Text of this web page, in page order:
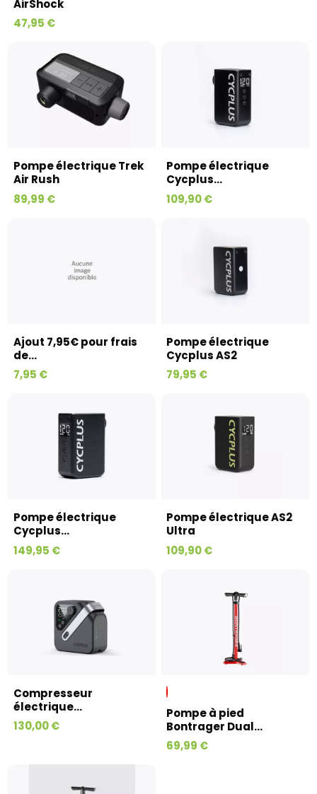
AirShock
47,95 €
Pompe électrique Trek
Air Rush
89,99 €
Pompe électrique
Cycplus...
109,90 €
Ajout 7,95€ pour frais
de...
7,95 €
Pompe électrique
Cycplus AS2
79,95 €
Pompe électrique
Cycplus...
149,95 €
Pompe électrique AS2
Ultra
109,90 €
Compresseur
électrique...
130,00 €
Pompe à pied
Bontrager Dual...
69,99 €